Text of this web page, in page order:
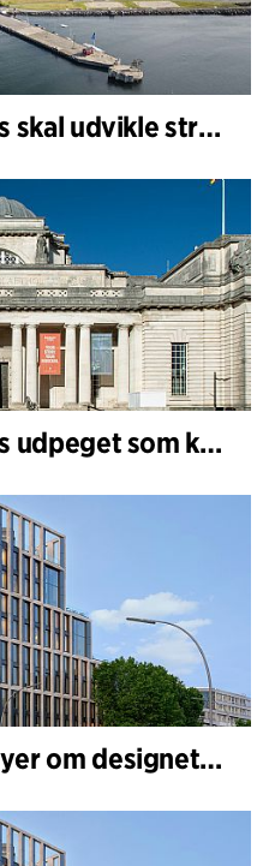
C.F. Møller Architects skal udvikle strategien for ”Knutepunkt Larvik og indre havn”
C.F. Møller Architects udpeget som konceptarkitekt for udviklingen af National Museum Cardiff
Interview: Julian Weyer om designet af B-One